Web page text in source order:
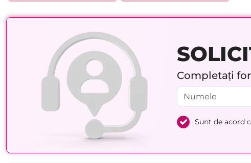
Completați
Sunt de acord